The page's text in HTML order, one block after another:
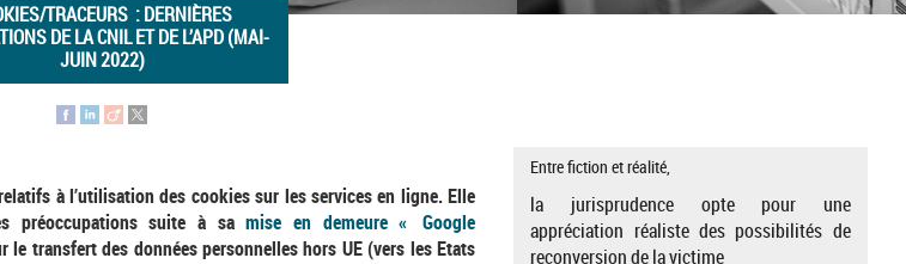
TRACEURS : DERNIÈRES
DE LA CNIL ET DE L’APD (MAI-
JUIN 2022)
à l’utilisation des cookies sur les services en ligne. Elle
préoccupations suite à samise en demeure « Google
le transfert des données personnelles hors UE (vers les Etats
Entre fiction et réalité,
la jurisprudence opte pour une
appréciation réaliste des possibilités de
reconversion de la victime